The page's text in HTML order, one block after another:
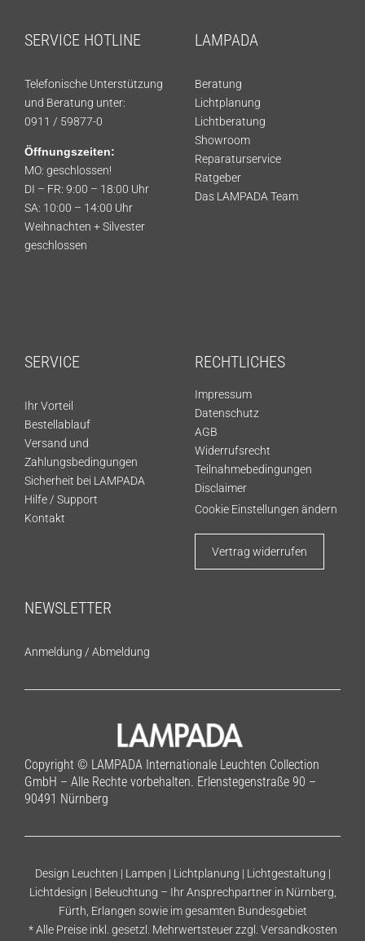
SERVICE HOTLINE
Telefonische Unterstützung
und Beratung unter:
0911 / 59877-0
Öffnungszeiten:
MO: geschlossen!
DI – FR: 9:00 – 18:00 Uhr
SA: 10:00 – 14:00 Uhr
Weihnachten + Silvester
geschlossen
LAMPADA
Beratung
Lichtplanung
Lichtberatung
Showroom
Reparaturservice
Ratgeber
Das LAMPADA Team
SERVICE
Ihr Vorteil
Bestellablauf
Versand und
Zahlungsbedingungen
Sicherheit bei LAMPADA
Hilfe / Support
Kontakt
RECHTLICHES
Impressum
Datenschutz
AGB
Widerrufsrecht
Teilnahmebedingungen
Disclaimer
Cookie Einstellungen ändern
Vertrag widerrufen
NEWSLETTER
Anmeldung / Abmeldung
Copyright © LAMPADA Internationale Leuchten Collection
GmbH – Alle Rechte vorbehalten. Erlenstegenstraße 90 –
90491 Nürnberg
Design Leuchten | Lampen | Lichtplanung | Lichtgestaltung |
Lichtdesign | Beleuchtung – Ihr Ansprechpartner in Nürnberg,
Fürth, Erlangen sowie im gesamten Bundesgebiet
* Alle Preise inkl. gesetzl. Mehrwertsteuer zzgl. Versandkosten